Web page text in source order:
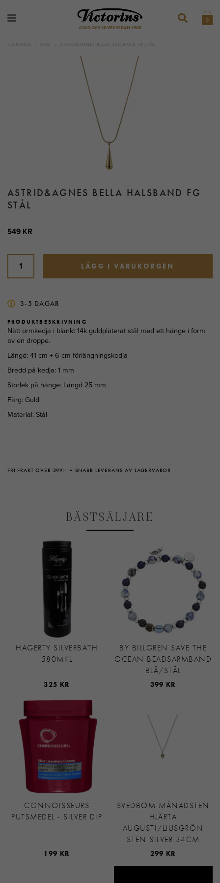
GULD OCH SILVER SEDAN 1908
0
STARTSIDA DAM ASTRID&AGNES BELLA HALSBAND FG STÅL
ASTRID&AGNES BELLA HALSBAND FG
STÅL
PRODUKTBESKRIVNING
Nätt ormkedja i blankt 14k guldpläterat stål med ett hänge i form
av en droppe.
Längd: 41 cm + 6 cm förlängningskedja
Bredd på kedja: 1 mm
Storlek på hänge: Längd 25 mm
Färg: Guld
Material: Stål
549 KR
LÄGG I VARUKORGEN
3-5 DAGAR
FRI FRAKT ÖVER 299:- SNABB LEVERANS AV LAGERVAROR
BÄSTSÄLJARE
HAGERTY SILVERBATH
580MKL
325 KR
BY BILLGREN SAVE THE
OCEAN BEADSARMBAND
BLÅ/STÅL
399 KR
CONNOISSEURS
PUTSMEDEL - SILVER DIP
199 KR
SVEDBOM MÅNADSTEN
HJÄRTA
AUGUSTI/LJUSGRÖN
STEN SILVER 34CM
299 KR